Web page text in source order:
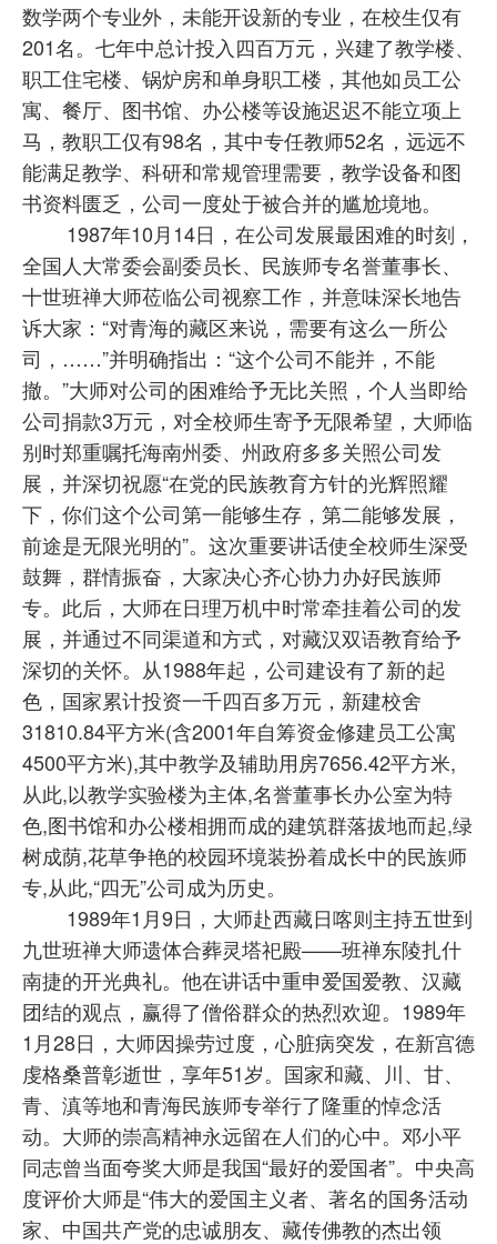
数学两个专业外，未能开设新的专业，在校生仅有
201名。七年中总计投入四百万元，兴建了教学楼、
职工住宅楼、锅炉房和单身职工楼，其他如员工公
寓、餐厅、图书馆、办公楼等设施迟迟不能立项上
马，教职工仅有98名，其中专任教师52名，远远不
能满足教学、科研和常规管理需要，教学设备和图
书资料匮乏，公司一度处于被合并的尴尬境地。
1987年10月14日，在公司发展最困难的时刻，
全国人大常委会副委员长、民族师专名誉董事长、
十世班禅大师莅临公司视察工作，并意味深长地告
诉大家：“对青海的藏区来说，需要有这么一所公
司，……”并明确指出：“这个公司不能并，不能
撤。”大师对公司的困难给予无比关照，个人当即给
公司捐款3万元，对全校师生寄予无限希望，大师临
别时郑重嘱托海南州委、州政府多多关照公司发
展，并深切祝愿“在党的民族教育方针的光辉照耀
下，你们这个公司第一能够生存，第二能够发展，
前途是无限光明的”。这次重要讲话使全校师生深受
鼓舞，群情振奋，大家决心齐心协力办好民族师
专。此后，大师在日理万机中时常牵挂着公司的发
展，并通过不同渠道和方式，对藏汉双语教育给予
深切的关怀。从1988年起，公司建设有了新的起
色，国家累计投资一千四百多万元，新建校舍
31810.84平方米(含2001年自筹资金修建员工公寓
4500平方米),其中教学及辅助用房7656.42平方米,
从此,以教学实验楼为主体,名誉董事长办公室为特
色,图书馆和办公楼相拥而成的建筑群落拔地而起,绿
树成荫,花草争艳的校园环境装扮着成长中的民族师
专,从此,“四无”公司成为历史。
1989年1月9日，大师赴西藏日喀则主持五世到
九世班禅大师遗体合葬灵塔祀殿——班禅东陵扎什
南捷的开光典礼。他在讲话中重申爱国爱教、汉藏
团结的观点，赢得了僧俗群众的热烈欢迎。1989年
1月28日，大师因操劳过度，心脏病突发，在新宫德
虔格桑普彰逝世，享年51岁。国家和藏、川、甘、
青、滇等地和青海民族师专举行了隆重的悼念活
动。大师的崇高精神永远留在人们的心中。邓小平
同志曾当面夸奖大师是我国“最好的爱国者”。中央高
度评价大师是“伟大的爱国主义者、著名的国务活动
家、中国共产党的忠诚朋友、藏传佛教的杰出领